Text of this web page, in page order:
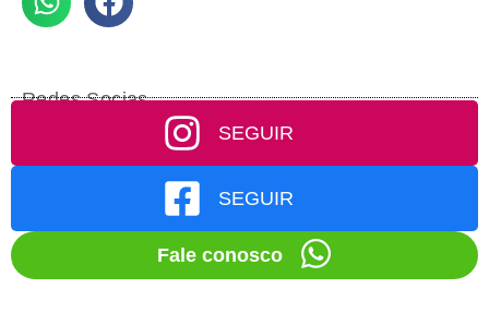
Redes Socias
SEGUIR
SEGUIR
Fale conosco